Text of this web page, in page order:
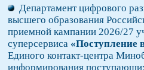
Департамент цифрового
высшего образования
приемной кампании 2026/27
суперсервиса «Поступление
Единого контакт-центра
информирования